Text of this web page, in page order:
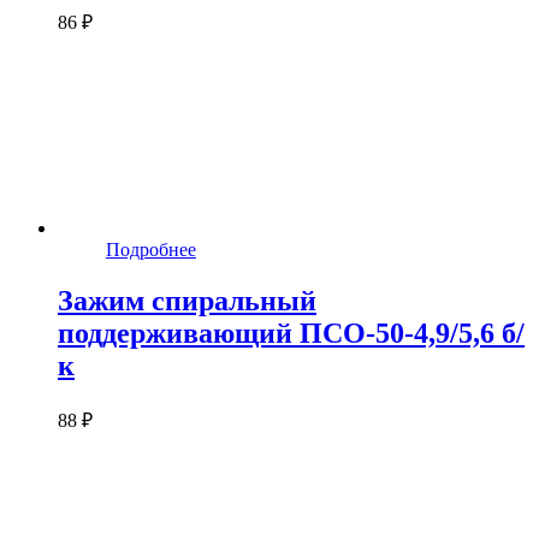
86 ₽
Подробнее
Зажим спиральный
поддерживающий ПСО-50-4,9/5,6 б/
к
88 ₽